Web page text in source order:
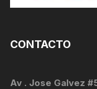
CONTACTO
Av . Jose Galvez